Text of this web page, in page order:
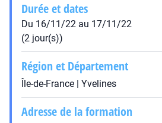
Durée et dates
Du 16/11/22 au 17/11/22
(2 jour(s))
Région et Département
Île-de-France | Yvelines
Adresse de la formation